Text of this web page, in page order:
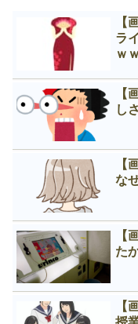
【
ラ
ｗ
【
し
【
な
【
た
【